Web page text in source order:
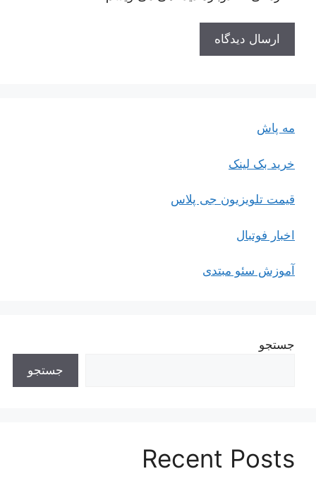
مه پاش
خرید بک لینک
قیمت تلویزیون جی پلاس
اخبار فوتبال
آموزش سئو مبتدی
جستجو
جستجو
Recent Posts